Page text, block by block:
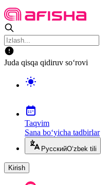
Juda qisqa qidiruv so‘rovi
Taqvim
Sana bo‘yicha tadbirlar
РусскийO‘zbek tili
Kirish